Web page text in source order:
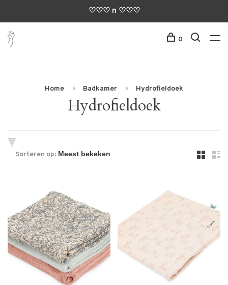
♡♡♡ n ♡♡♡
0
Home Badkamer Hydrofieldoek
Hydrofieldoek
Sorteren op: